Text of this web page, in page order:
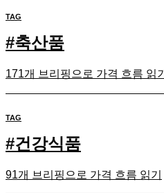
TAG
#축산품
171개 브리핑으로 가격 흐름 읽기
TAG
#건강식품
91개 브리핑으로 가격 흐름 읽기